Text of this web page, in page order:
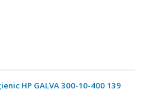
HP GALVA 300-10-400 139